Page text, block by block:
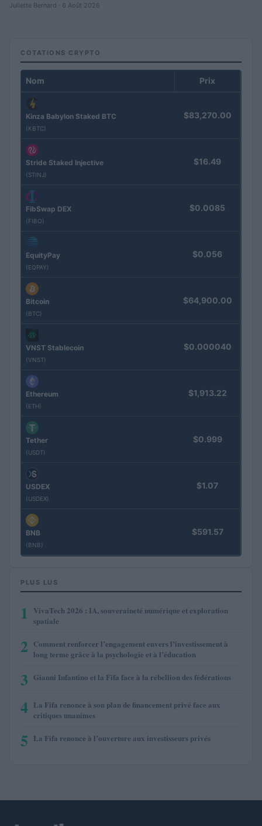
Juliette Bernard · 6 Août 2026
COTATIONS CRYPTO
Nom Prix
Kinza Babylon Staked BTC
(KBTC)
$83,270.00
Stride Staked Injective
(STINJ)
$16.49
FibSwap DEX
(FIBO)
$0.0085
EquityPay
(EQPAY)
$0.056
Bitcoin
(BTC)
$64,900.00
VNST Stablecoin
(VNST)
$0.000040
Ethereum
(ETH)
$1,913.22
Tether
(USDT)
$0.999
USDEX
(USDEX)
$1.07
BNB
(BNB)
$591.57
PLUS LUS
1
VivaTech 2026 : IA, souveraineté numérique et exploration
spatiale
2 Comment renforcer l’engagement envers l’investissement à
long terme grâce à la psychologie et à l’éducation
3 Gianni Infantino et la Fifa face à la rébellion des fédérations
4 La Fifa renonce à son plan de financement privé face aux
critiques unanimes
5 La Fifa renonce à l’ouverture aux investisseurs privés